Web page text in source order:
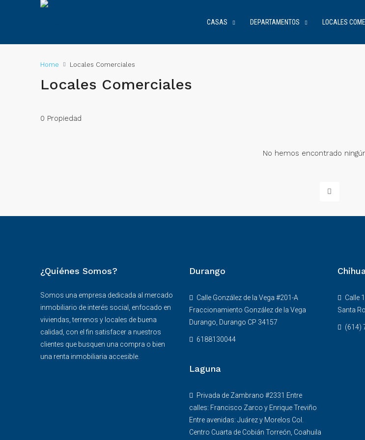
CASAS DEPARTAMENTOS LOCALES
Home Locales Comerciales
Locales Comerciales
0 Propiedad
No hemos encontrado
¿Quiénes Somos?
Somos una empresa dedicada al mercado
inmobiliario de interés social, enfocado en
viviendas, terrenos y locales de buena
calidad, con el fin satisfacer a nuestros
clientes que busquen una compra o bien
una renta inmobiliaria accesible.
Durango
Calle González de la Vega #201-A
Fraccionamiento González de la Vega
Durango, Durango CP 34157
6188130044
Laguna
Privada de Zambrano #2331 Entre
calles: Francisco Zarco y Enrique Treviño
Entre avenidas: Juárez y Morelos Col.
Centro Cuarta de Cobián Torreón, Coahuila
Calle
Santa
(614)